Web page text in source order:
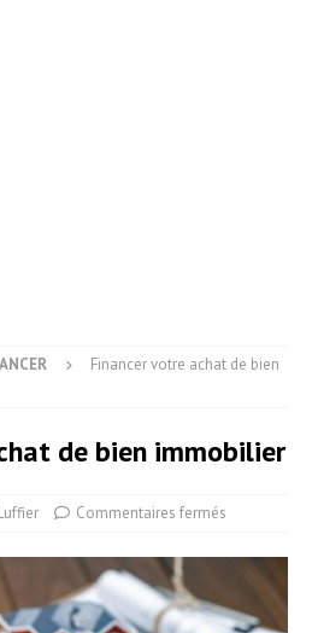
Financer votre achat de bien
de bien immobilier
Commentaires fermés